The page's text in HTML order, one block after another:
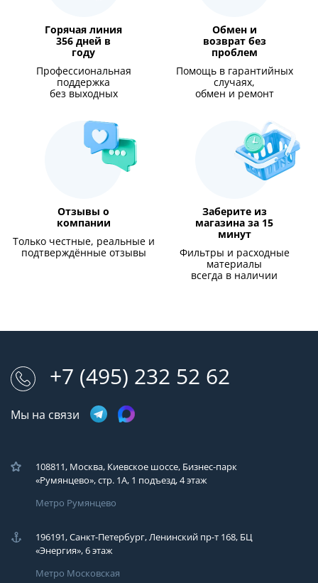
Горячая линия
356 дней в
году
Профессиональная
поддержка
без выходных
Обмен и
возврат без
проблем
Помощь в гарантийных
случаях,
обмен и ремонт
Отзывы о
компании
Только честные, реальные и
подтверждённые отзывы
Заберите из
магазина за 15
минут
Фильтры и расходные
материалы
всегда в наличии
+7 (495) 232 52 62
Мы на связи
108811, Москва, Киевское шоссе, Бизнес-парк
«Румянцево», стр. 1А, 1 подъезд, 4 этаж
Метро Румянцево
196191, Санкт-Петербург, Ленинский пр-т 168, БЦ
«Энергия», 6 этаж
Метро Московская